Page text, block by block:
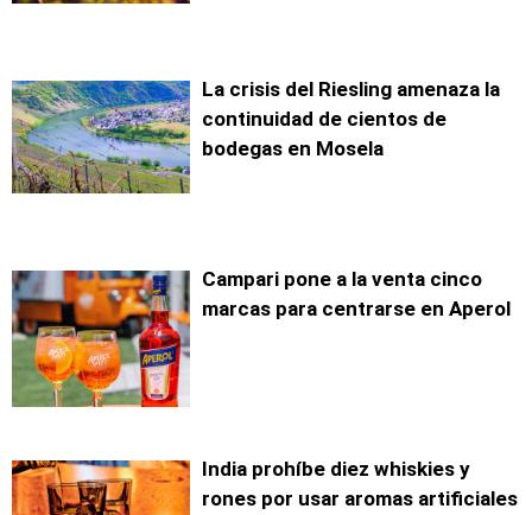
La crisis del Riesling amenaza la
continuidad de cientos de
bodegas en Mosela
Campari pone a la venta cinco
marcas para centrarse en Aperol
India prohíbe diez whiskies y
rones por usar aromas artificiales